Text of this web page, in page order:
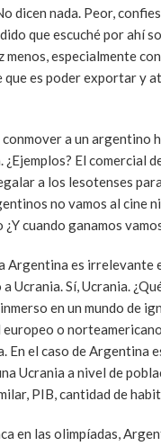
dicen nada. Peor,
que escuché por ahí
especialmente
es poder exportar y
a un
El comercial
a los lesotenses
no vamos al cine
cuando ganamos
es irrelevante
Sí, Ucrania.
en un mundo de
o
En el caso de Argentina
Ucrania a nivel de
PIB, cantidad de
en las olimpíadas,